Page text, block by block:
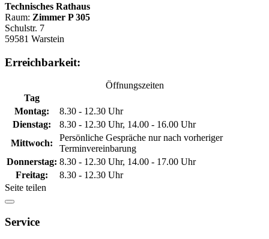
Technisches Rathaus
Raum: Zimmer P 305
Schulstr. 7
59581 Warstein
Erreichbarkeit:
Öffnungszeiten
Tag
Montag:
8.30 - 12.30 Uhr
Dienstag:
8.30 - 12.30 Uhr, 14.00 - 16.00 Uhr
Mittwoch:
Persönliche Gespräche nur nach vorheriger
Terminvereinbarung
Donnerstag: 8.30 - 12.30 Uhr, 14.00 - 17.00 Uhr
Freitag:
8.30 - 12.30 Uhr
Seite teilen
Service